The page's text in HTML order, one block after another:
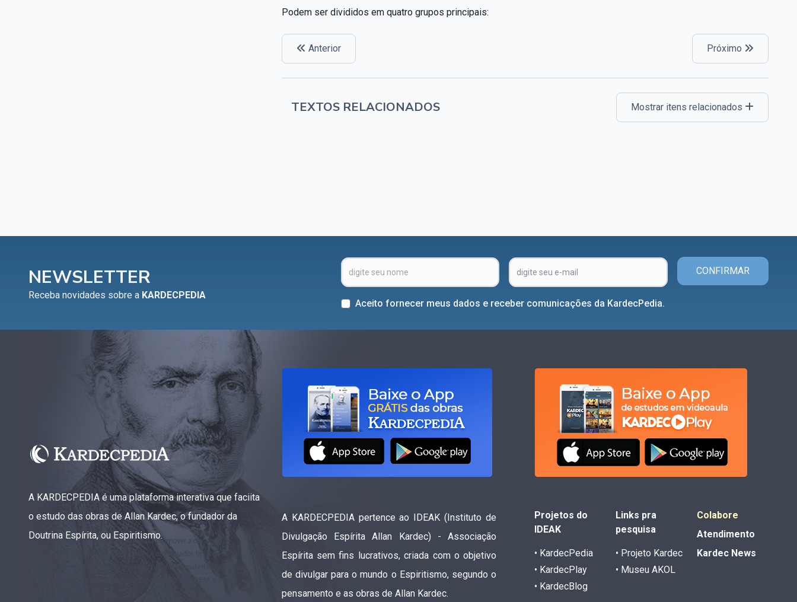
Podem ser divididos em quatro grupos principais:
Anterior Próximo
TEXTOS RELACIONADOS Mostrar itens relacionados
NEWSLETTER
Receba novidades sobre a KARDECPEDIA
CONFIRMAR
Aceito fornecer meus dados e receber comunicações da KardecPedia.
A KARDECPEDIA é uma plataforma interativa que faciita
o estudo das obras de Allan Kardec, o fundador da
Doutrina Espírita, ou Espiritismo.
A KARDECPEDIA pertence ao IDEAK (Instituto de
Divulgação Espírita Allan Kardec) - Associação
Espírita sem fins lucrativos, criada com o objetivo
de divulgar para o mundo o Espiritismo, segundo o
pensamento e as obras de Allan Kardec.
Projetos do
IDEAK
• KardecPedia
• KardecPlay
• KardecBlog
Links pra
pesquisa
• Projeto Kardec
• Museu AKOL
Colabore
Atendimento
Kardec News